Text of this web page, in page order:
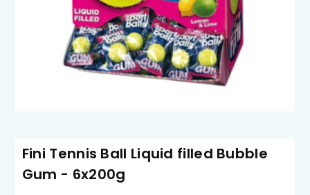
Fini Tennis Ball Liquid filled Bubble
Gum - 6x200g